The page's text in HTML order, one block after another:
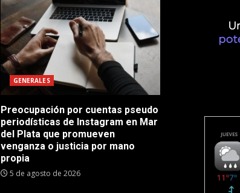
GENERALES
Preocupación por cuentas pseudo
periodísticas de Instagram en Mar
del Plata que promueven
venganza o justicia por mano
propia
5 de agosto de 2026